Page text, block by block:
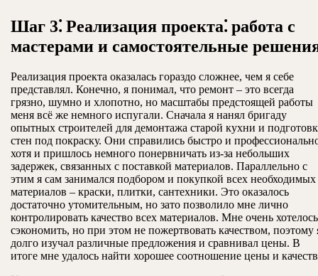
Шаг 3⁚ Реализация проекта⁚ работа с
мастерами и самостоятельные
Реализация проекта оказалась гораздо сложнее, чем я себе
представлял. Конечно, я понимал, что ремонт – это всегда
грязно, шумно и хлопотно, но масштабы предстоящей работы
меня всё же немного испугали. Сначала я нанял бригаду
опытных строителей для демонтажа старой кухни и
стен под покраску. Они справились быстро и
хотя и пришлось немного понервничать из-за небольших
задержек, связанных с поставкой материалов. Параллельно с
этим я сам занимался подбором и покупкой всех необходимых
материалов – краски, плитки, сантехники. Это оказалось
достаточно утомительным, но зато позволило мне лично
контролировать качество всех материалов. Мне очень хотелось
сэкономить, но при этом не пожертвовать качеством, поэтому
долго изучал различные предложения и сравнивал цены. В
итоге мне удалось найти хорошее соотношение цены и